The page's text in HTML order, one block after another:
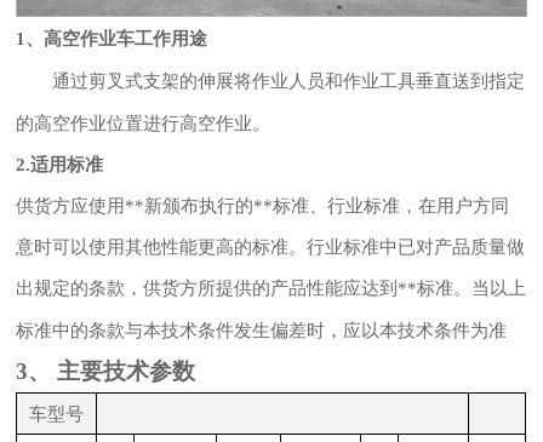
1、高空作业车工作用途
通过剪叉式支架的伸展将作业人员和作业工具垂直送到指定
的高空作业位置进行高空作业。
2.适用标准
供货方应使用**新颁布执行的**标准、行业标准，在用户方同
意时可以使用其他性能更高的标准。行业标准中已对产品质量做
出规定的条款，供货方所提供的产品性能应达到**标准。当以上
标准中的条款与本技术条件发生偏差时，应以本技术条件为准
3、 主要技术参数
车型号